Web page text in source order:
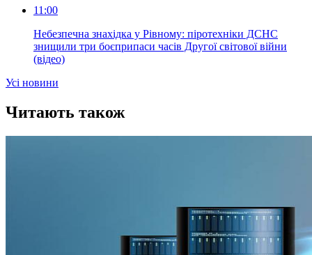
11:00
Небезпечна знахідка у Рівному: піротехніки ДСНС
знищили три боєприпаси часів Другої світової війни
(відео)
Усi новини
Читають також